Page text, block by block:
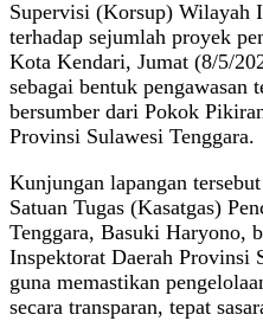
Supervisi (Korsup) Wilayah
terhadap sejumlah proyek
Kota Kendari, Jumat (8/5/
sebagai bentuk pengawasan
bersumber dari Pokok
Provinsi Sulawesi Tenggara.
Kunjungan lapangan
Satuan Tugas (Kasatgas)
Tenggara, Basuki Haryono,
Inspektorat Daerah Provinsi
guna memastikan
secara transparan, tepat